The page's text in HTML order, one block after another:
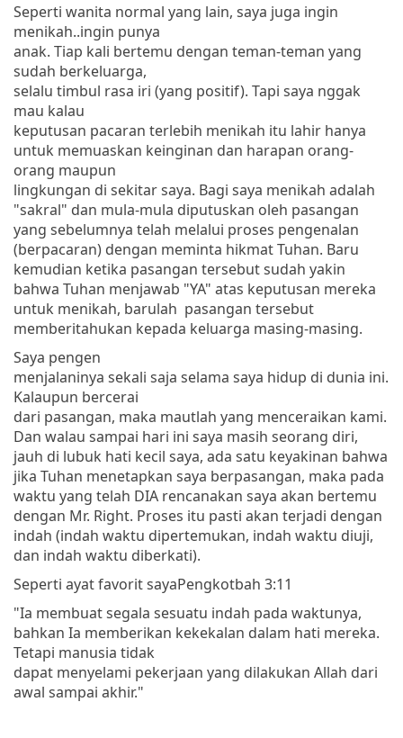
Seperti wanita normal yang lain, saya juga ingin
menikah..ingin punya
anak. Tiap kali bertemu dengan teman-teman yang
sudah berkeluarga,
selalu timbul rasa iri (yang positif). Tapi saya nggak
mau kalau
keputusan pacaran terlebih menikah itu lahir hanya
untuk memuaskan keinginan dan harapan orang-
orang maupun
lingkungan di sekitar saya. Bagi saya menikah adalah
"sakral" dan mula-mula diputuskan oleh pasangan
yang sebelumnya telah melalui proses pengenalan
(berpacaran) dengan meminta hikmat Tuhan. Baru
kemudian ketika pasangan tersebut sudah yakin
bahwa Tuhan menjawab "YA" atas keputusan mereka
untuk menikah, barulah pasangan tersebut
memberitahukan kepada keluarga masing-masing.
Saya pengen
menjalaninya sekali saja selama saya hidup di dunia ini.
Kalaupun bercerai
dari pasangan, maka mautlah yang menceraikan kami.
Dan walau sampai hari ini saya masih seorang diri,
jauh di lubuk hati kecil saya, ada satu keyakinan bahwa
jika Tuhan menetapkan saya berpasangan, maka pada
waktu yang telah DIA rencanakan saya akan bertemu
dengan Mr. Right. Proses itu pasti akan terjadi dengan
indah (indah waktu dipertemukan, indah waktu diuji,
dan indah waktu diberkati).
Seperti ayat favorit sayaPengkotbah 3:11
"Ia membuat segala sesuatu indah pada waktunya,
bahkan Ia memberikan kekekalan dalam hati mereka.
Tetapi manusia tidak
dapat menyelami pekerjaan yang dilakukan Allah dari
awal sampai akhir."